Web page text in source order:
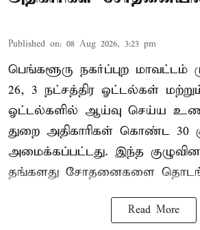
Published on: 08 Aug 2026, 3:23 pm
பெங்களூரு நகர்ப்புற மாவட்டம்
26, 3 நட்சத்திர ஓட்டல்கள்
ஓட்டல்களில் ஆய்வு செய்ய
துறை அதிகாரிகள் கொண்ட 30
அமைக்கப்பட்டது. இந்த
தங்களது சோதனைகளை
Read More